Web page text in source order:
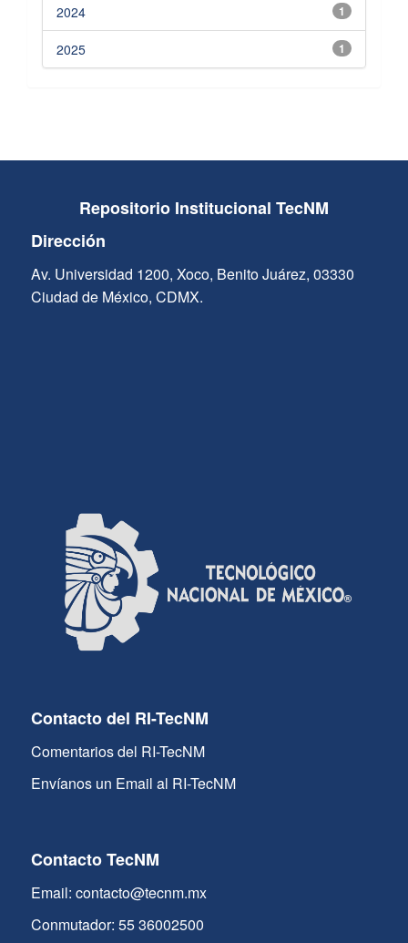
1
2024
1
2025
Repositorio Institucional TecNM
Dirección
Av. Universidad 1200, Xoco, Benito Juárez, 03330
Ciudad de México, CDMX.
Contacto del RI-TecNM
Comentarios del RI-TecNM
Envíanos un Email al RI-TecNM
Contacto TecNM
Email: contacto@tecnm.mx
Conmutador: 55 36002500